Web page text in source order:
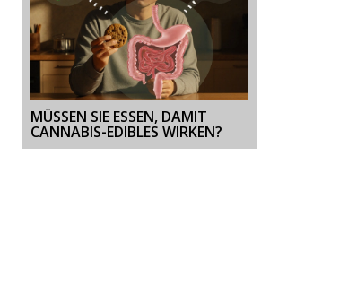
MÜSSEN SIE ESSEN, DAMIT
CANNABIS-EDIBLES WIRKEN?